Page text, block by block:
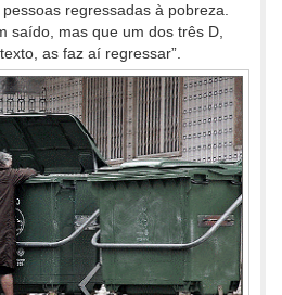
regressadas à pobreza.
saído, mas que um dos três D,
as faz aí regressar”.